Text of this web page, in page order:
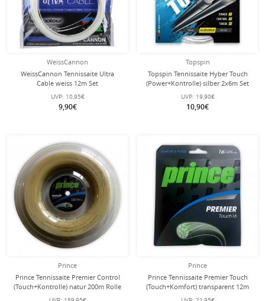
WeissCannon
WeissCannon Tennissaite Ultra
Cable weiss 12m Set
UVP: 10,95€
9,90€
Topspin
Topspin Tennissaite Hyber Touch
(Power+Kontrolle) silber 2x6m Set
UVP: 19,90€
10,90€
Prince
Prince Tennissaite Premier Control
(Touch+Kontrolle) natur 200m Rolle
Prince
Prince Tennissaite Premier Touch
(Touch+Komfort) transparent 12m
Set